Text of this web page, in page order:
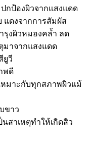
กป้องผิวจากแสงแดด
แดงจากการสัมผัส
รุงผิวหมองคล้ำ ลด
มาจากแสงแดด
ยูวี
พดี
หมาะกับทุกสภาพผิวแม้
ขาว
สาเหตุทำให้เกิดสิว